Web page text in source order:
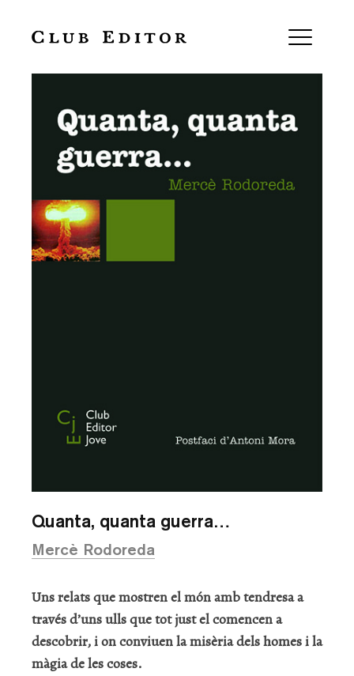
Quanta, quanta guerra…
Mercè Rodoreda
Uns relats que mostren el món amb tendresa a
través d’uns ulls que tot just el comencen a
descobrir, i on conviuen la misèria dels homes i la
màgia de les coses.